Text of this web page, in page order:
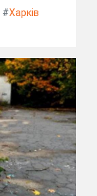
#Харків